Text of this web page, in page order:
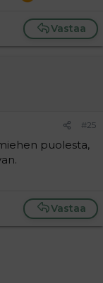
Vastaa
#25
puolesta,
Vastaa